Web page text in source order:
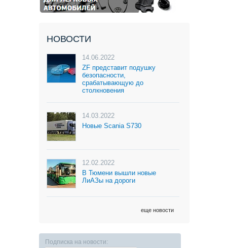
НОВОСТИ
14.06.2022
ZF представит подушку
безопасности,
срабатывающую до
столкновения
14.03.2022
Новые Scania S730
12.02.2022
В Тюмени вышли новые
ЛиАЗы на дороги
еще новости
Подписка на новости: